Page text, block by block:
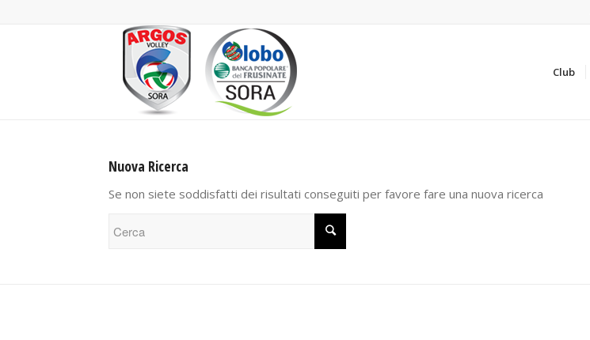
Club
Nuova Ricerca
Se non siete soddisfatti dei risultati conseguiti per favore fare una nuova ricerca